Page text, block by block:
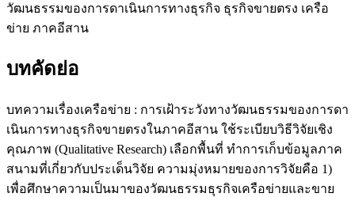
วัฒนธรรมของการดาเนินการทางธุรกิจ ธุรกิจขายตรง เครือ
ข่าย ภาคอีสาน
บทคัดย่อ
บทความเรื่องเครือข่าย : การเฝ้าระวังทางวัฒนธรรมของการดา
เนินการทางธุรกิจขายตรงในภาคอีสาน ใช้ระเบียบวิธีวิจัยเชิง
คุณภาพ (Qualitative Research) เลือกพื้นที่ ทำการเก็บข้อมูลภาค
สนามที่เกี่ยวกับประเด็นวิจัย ความมุ่งหมายของการวิจัยคือ 1)
เพื่อศึกษาความเป็นมาของวัฒนธรรมธุรกิจเครือข่ายและขาย